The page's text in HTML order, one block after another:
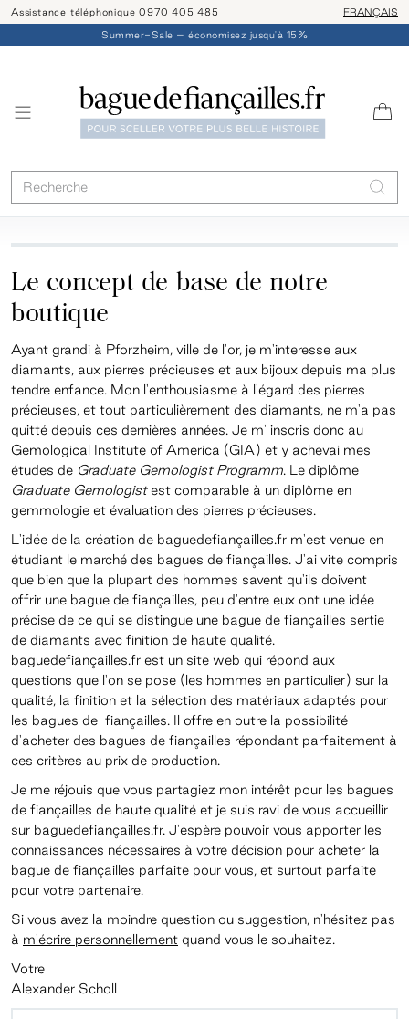
Assistance téléphonique 0970 405 485 Livraison/
FRANÇAIS
Summer-Sale – économisez jusqu'à 15%
Le concept de base de notre
boutique
Ayant grandi à Pforzheim, ville de l'or, je m'interesse aux
diamants, aux pierres précieuses et aux bijoux depuis ma plus
tendre enfance. Mon l'enthousiasme à l'égard des pierres
précieuses, et tout particulièrement des diamants, ne m'a pas
quitté depuis ces dernières années. Je m' inscris donc au
Gemological Institute of America (GIA) et y achevai mes
études de Graduate Gemologist Programm. Le diplôme
Graduate Gemologistest comparable à un diplôme en
gemmologie et évaluation des pierres précieuses.
L'idée de la création de baguedefiançailles.fr m'est venue en
étudiant le marché des bagues de fiançailles. J'ai vite compris
que bien que la plupart des hommes savent qu'ils doivent
offrir une bague de fiançailles, peu d'entre eux ont une idée
précise de ce qui se distingue une bague de fiançailles sertie
de diamants avec finition de haute qualité.
baguedefiançailles.fr est un site web qui répond aux
questions que l'on se pose (les hommes en particulier) sur la
qualité, la finition et la sélection des matériaux adaptés pour
les bagues de fiançailles. Il offre en outre la possibilité
d'acheter des bagues de fiançailles répondant parfaitement à
ces critères au prix de production.
Je me réjouis que vous partagiez mon intérêt pour les bagues
de fiançailles de haute qualité et je suis ravi de vous accueillir
sur baguedefiançailles.fr. J'espère pouvoir vous apporter les
connaissances nécessaires à votre décision pour acheter la
bague de fiançailles parfaite pour vous, et surtout parfaite
pour votre partenaire.
Si vous avez la moindre question ou suggestion, n'hésitez pas
à m'écrire personnellement quand vous le souhaitez.
Votre
Alexander Scholl